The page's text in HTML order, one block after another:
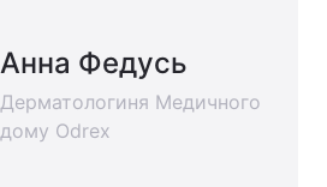
Анна Федусь
Дерматологиня Медичного
дому Odrex